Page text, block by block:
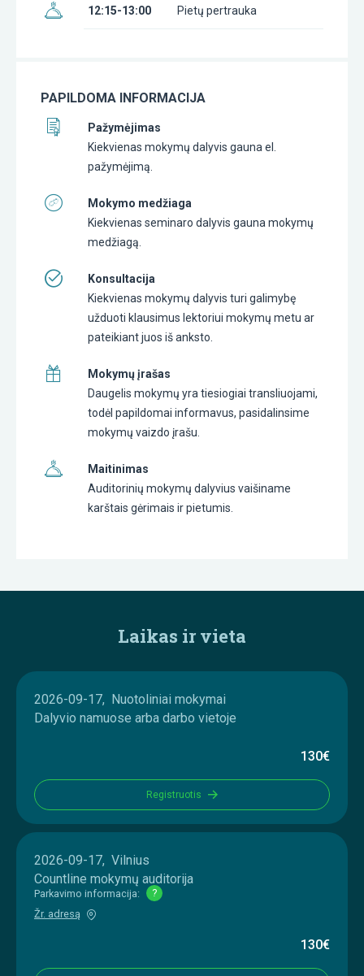
12:15-13:00 Pietų pertrauka
PAPILDOMA INFORMACIJA
Pažymėjimas
Kiekvienas mokymų dalyvis gauna el.
pažymėjimą.
Mokymo medžiaga
Kiekvienas seminaro dalyvis gauna mokymų
medžiagą.
Konsultacija
Kiekvienas mokymų dalyvis turi galimybę
užduoti klausimus lektoriui mokymų metu ar
pateikiant juos iš anksto.
Mokymų įrašas
Daugelis mokymų yra tiesiogiai transliuojami,
todėl papildomai informavus, pasidalinsime
mokymų vaizdo įrašu.
Maitinimas
Auditorinių mokymų dalyvius vaišiname
karštais gėrimais ir pietumis.
Laikas ir vieta
2026-09-17, Nuotoliniai mokymai
Dalyvio namuose arba darbo vietoje
130€
Registruotis
2026-09-17, Vilnius
Countline mokymų auditorija
Parkavimo informacija:
?
Žr. adresą
130€